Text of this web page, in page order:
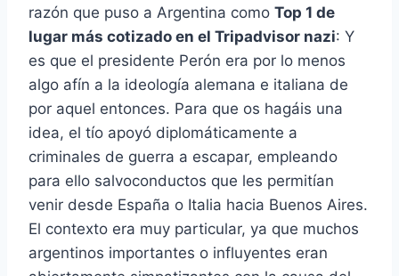
razón que puso a Argentina como Top 1 de
lugar más cotizado en el Tripadvisor nazi: Y
es que el presidente Perón era por lo menos
algo afín a la ideología alemana e italiana de
por aquel entonces. Para que os hagáis una
idea, el tío apoyó diplomáticamente a
criminales de guerra a escapar, empleando
para ello salvoconductos que les permitían
venir desde España o Italia hacia Buenos Aires.
El contexto era muy particular, ya que muchos
argentinos importantes o influyentes eran